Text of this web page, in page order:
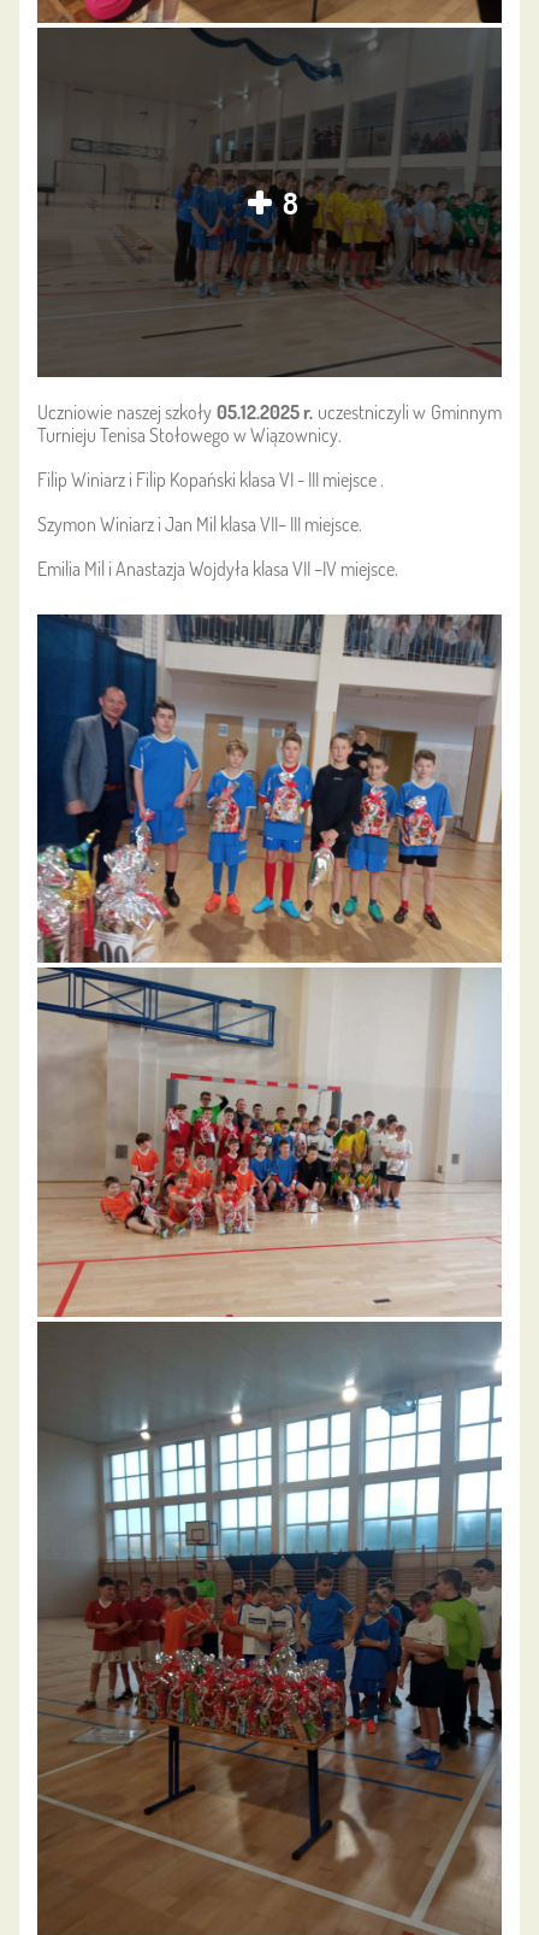
8
Uczniowie naszej szkoły 05.12.2025 r. uczestniczyli w Gminnym
Turnieju Tenisa Stołowego w Wiązownicy.
Filip Winiarz i Filip Kopański klasa VI - III miejsce .
Szymon Winiarz i Jan Mil klasa VII– III miejsce.
Emilia Mil i Anastazja Wojdyła klasa VII –IV miejsce.